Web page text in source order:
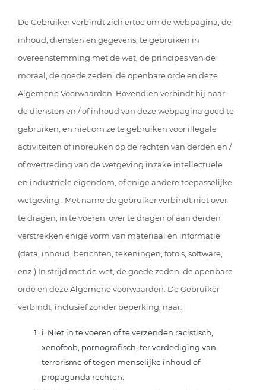
De Gebruiker verbindt zich ertoe om de webpagina, de
inhoud, diensten en gegevens, te gebruiken in
overeenstemming met de wet, de principes van de
moraal, de goede zeden, de openbare orde en deze
Algemene Voorwaarden. Bovendien verbindt hij naar
de diensten en / of inhoud van deze webpagina goed te
gebruiken, en niet om ze te gebruiken voor illegale
activiteiten of inbreuken op de rechten van derden en /
of overtreding van de wetgeving inzake intellectuele
en industriële eigendom, of enige andere toepasselijke
wetgeving . Met name de gebruiker verbindt niet over
te dragen, in te voeren, over te dragen of aan derden
verstrekken enige vorm van materiaal en informatie
(data, inhoud, berichten, tekeningen, foto's, software,
enz.) In strijd met de wet, de goede zeden, de openbare
orde en deze Algemene voorwaarden. De Gebruiker
verbindt, inclusief zonder beperking, naar:
i. Niet in te voeren of te verzenden racistisch,
xenofoob, pornografisch, ter verdediging van
terrorisme of tegen menselijke inhoud of
propaganda rechten.